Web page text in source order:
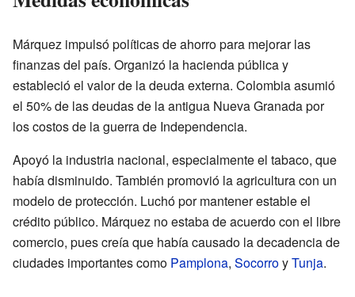
Márquez impulsó políticas de ahorro para mejorar las
finanzas del país. Organizó la hacienda pública y
estableció el valor de la deuda externa. Colombia asumió
el 50% de las deudas de la antigua Nueva Granada por
los costos de la guerra de Independencia.
Apoyó la industria nacional, especialmente el tabaco, que
había disminuido. También promovió la agricultura con un
modelo de protección. Luchó por mantener estable el
crédito público. Márquez no estaba de acuerdo con el libre
comercio, pues creía que había causado la decadencia de
ciudades importantes como Pamplona, SocorroyTunja.